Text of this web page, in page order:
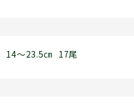
14～23.5㎝ 17尾